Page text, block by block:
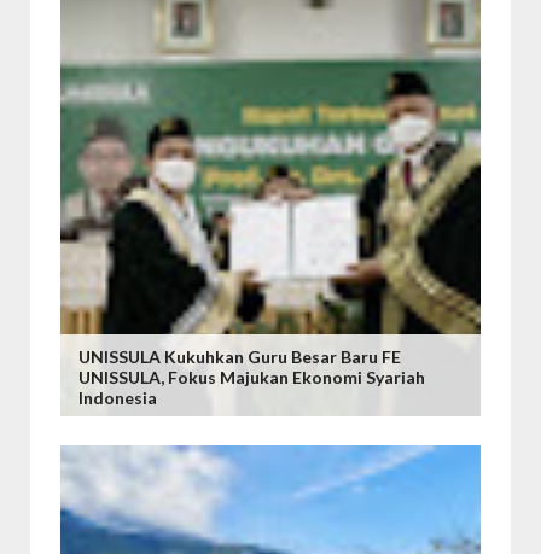
UNISSULA Kukuhkan Guru Besar Baru FE
UNISSULA, Fokus Majukan Ekonomi Syariah
Indonesia